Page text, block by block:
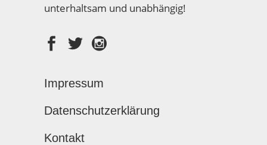
unterhaltsam und unabhängig!
Impressum
Datenschutzerklärung
Kontakt